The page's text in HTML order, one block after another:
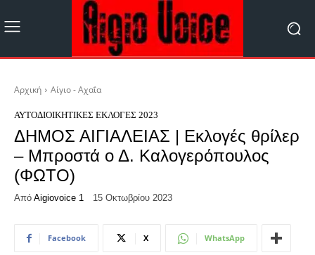
Αρχική Αίγιο - Αχαΐα
ΑΥΤΟΔΙΟΙΚΗΤΙΚΈΣ ΕΚΛΟΓΈΣ 2023
ΔΗΜΟΣ ΑΙΓΙΑΛΕΙΑΣ | Εκλογές θρίλερ
– Μπροστά ο Δ. Καλογερόπουλος
(ΦΩΤΟ)
Από Aigiovoice 1 15 Οκτωβρίου 2023
Facebook X WhatsApp